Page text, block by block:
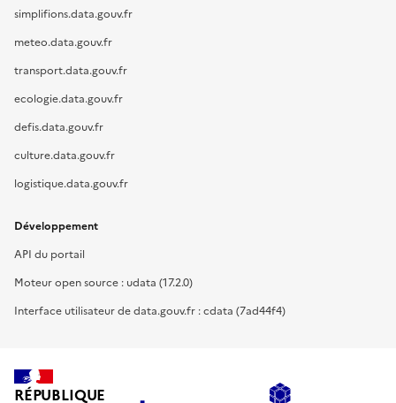
simplifions.data.gouv.fr
meteo.data.gouv.fr
transport.data.gouv.fr
ecologie.data.gouv.fr
defis.data.gouv.fr
culture.data.gouv.fr
logistique.data.gouv.fr
Développement
API du portail
Moteur open source : udata (17.2.0)
Interface utilisateur de data.gouv.fr : cdata (7ad44f4)
RÉPUBLIQUE